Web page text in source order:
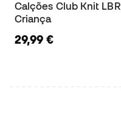
Calções Club Knit LBR
Criança
29,99 €